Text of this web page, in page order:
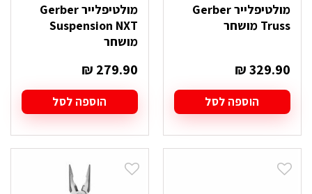
מולטיפלייר Gerber
Truss מושחר
₪329.90
הוספה לסל
מולטיפלייר Gerber
Suspension NXT
מושחר
₪ 279.90
הוספה לסל